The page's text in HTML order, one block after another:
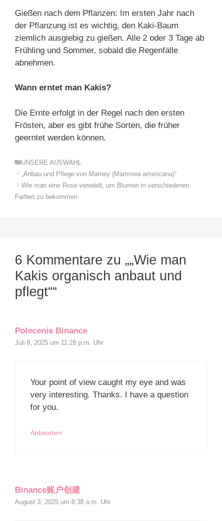
Gießen nach dem Pflanzen: Im ersten Jahr nach
der Pflanzung ist es wichtig, den Kaki-Baum
ziemlich ausgiebig zu gießen. Alle 2 oder 3 Tage ab
Frühling und Sommer, sobald die Regenfälle
abnehmen.
Wann erntet man Kakis?
Die Ernte erfolgt in der Regel nach den ersten
Frösten, aber es gibt frühe Sorten, die früher
geerntet werden können.
Kategorien
UNSERE AUSWAHL
„Anbau und Pflege von Mamey (Mammea americana)“
Wie man eine Rose veredelt, um Blumen in verschiedenen
Farben zu bekommen
6 Kommentare zu „„Wie man
Kakis organisch anbaut und
pflegt““
Polecenie Binance
Juli 9, 2025 um 11:28 p.m. Uhr
Your point of view caught my eye and was
very interesting. Thanks. I have a question
for you.
Antworten
Binance账户创建
August 3, 2025 um 8:38 a.m. Uhr